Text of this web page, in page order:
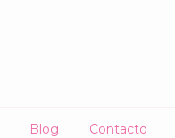
Blog Contacto